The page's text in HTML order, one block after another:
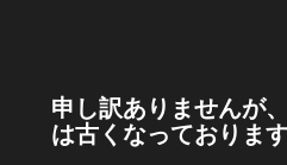
申し訳ありませんが
は古くなっておりま